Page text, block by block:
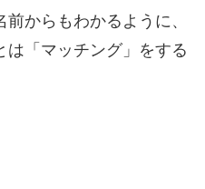
からもわかるように、
は「マッチング」をする